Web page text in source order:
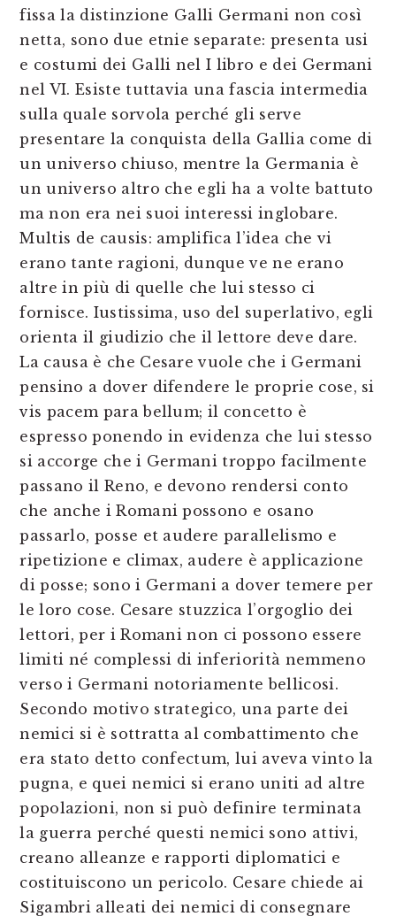
fissa la distinzione Galli Germani non così
netta, sono due etnie separate: presenta usi
e costumi dei Galli nel I libro e dei Germani
nel VI. Esiste tuttavia una fascia intermedia
sulla quale sorvola perché gli serve
presentare la conquista della Gallia come di
un universo chiuso, mentre la Germania è
un universo altro che egli ha a volte battuto
ma non era nei suoi interessi inglobare.
Multis de causis: amplifica l’idea che vi
erano tante ragioni, dunque ve ne erano
altre in più di quelle che lui stesso ci
fornisce. Iustissima, uso del superlativo, egli
orienta il giudizio che il lettore deve dare.
La causa è che Cesare vuole che i Germani
pensino a dover difendere le proprie cose, si
vis pacem para bellum; il concetto è
espresso ponendo in evidenza che lui stesso
si accorge che i Germani troppo facilmente
passano il Reno, e devono rendersi conto
che anche i Romani possono e osano
passarlo, posse et audere parallelismo e
ripetizione e climax, audere è applicazione
di posse; sono i Germani a dover temere per
le loro cose. Cesare stuzzica l’orgoglio dei
lettori, per i Romani non ci possono essere
limiti né complessi di inferiorità nemmeno
verso i Germani notoriamente bellicosi.
Secondo motivo strategico, una parte dei
nemici si è sottratta al combattimento che
era stato detto confectum, lui aveva vinto la
pugna, e quei nemici si erano uniti ad altre
popolazioni, non si può definire terminata
la guerra perché questi nemici sono attivi,
creano alleanze e rapporti diplomatici e
costituiscono un pericolo. Cesare chiede ai
Sigambri alleati dei nemici di consegnare